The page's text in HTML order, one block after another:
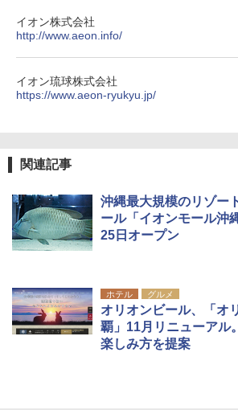
可能 安全ロック付き
￥1,180
イオン株式会社
http://www.aeon.info/
イオン琉球株式会社
https://www.aeon-ryukyu.jp/
関連記事
沖縄最大規模のリゾー
ール「イオンモール沖
25日オープン
ホテル グルメ
オリオンビール、「オ
覇」11月リニューアル
楽しみ方を提案